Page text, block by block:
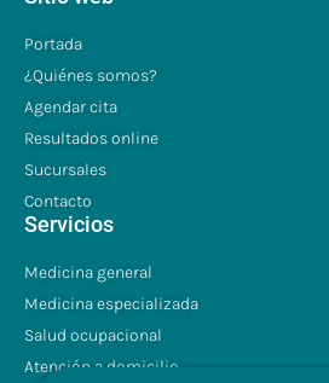
Portada
¿Quiénes somos?
Agendar cita
Resultados online
Sucursales
Contacto
Servicios
Medicina general
Medicina especializada
Salud ocupacional
Atención a domicilio